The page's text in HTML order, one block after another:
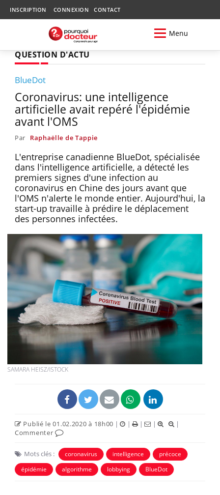
INSCRIPTION CONNEXION CONTACT
Menu
QUESTION D'ACTU
BlueDot
Coronavirus: une intelligence
artificielle avait repéré l'épidémie
avant l'OMS
Par Raphaëlle de Tappie
L'entreprise canadienne BlueDot, spécialisée
dans l'intelligence artificielle, a détecté les
premiers signes d'une infection au
coronavirus en Chine des jours avant que
l'OMS n'alerte le monde entier. Aujourd'hui, la
start-up travaille à prédire le déplacement
des personnes infectées.
SAMARA HEISZ/ISTOCK
Publié le 01.02.2020 à 18h00 | | | |
|
Commenter
Mots clés : coronavirus intelligence
précoce
épidémie
algorithme lobbying BlueDot